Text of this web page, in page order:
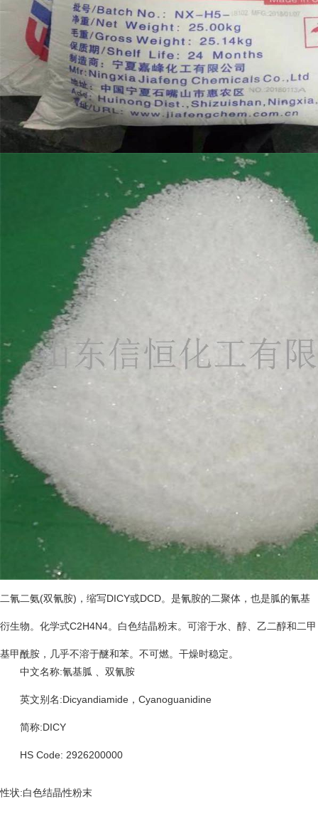
二氰二氨(双氰胺)，缩写DICY或DCD。是氰胺的二聚体，也是胍的氰基
衍生物。化学式C2H4N4。白色结晶粉末。可溶于水、醇、乙二醇和二甲
基甲酰胺，几乎不溶于醚和苯。不可燃。干燥时稳定。
中文名称:氰基胍 、双氰胺
英文别名:Dicyandiamide，Cyanoguanidine
简称:DICY
HS Code: 2926200000
性状:白色结晶性粉末